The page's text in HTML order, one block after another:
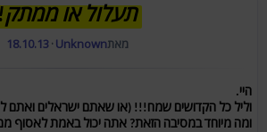
תעלול או ממתק!
מאתUnknown
·
18.10.13
היי.
וליל כל הקדושים שמח!!! (או שאתם ישראלים ואתם
ומה מיוחד במסיבה הזאת? אתה יכול באמת לאסוף